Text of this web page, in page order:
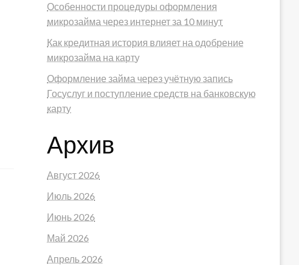
Особенности процедуры оформления
микрозайма через интернет за 10 минут
Как кредитная история влияет на одобрение
микрозайма на карту
Оформление займа через учётную запись
Госуслуг и поступление средств на банковскую
карту
Архив
Август 2026
Июль 2026
Июнь 2026
Май 2026
Апрель 2026